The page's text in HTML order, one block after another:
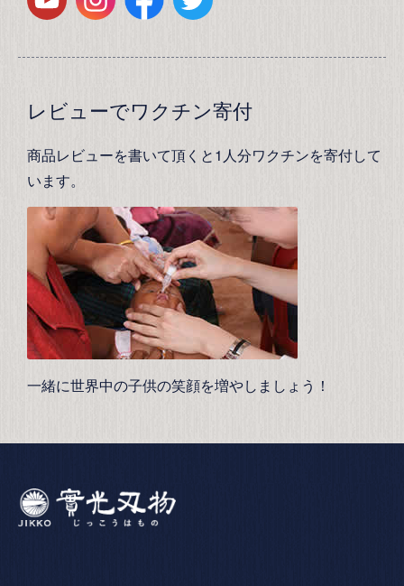
レビューでワクチン寄付
商品レビューを書いて頂くと1人分ワクチンを寄付して
います。
一緒に世界中の子供の笑顔を増やしましょう！